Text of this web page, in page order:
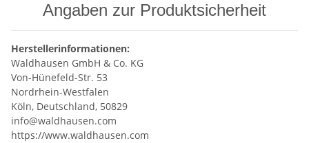
Angaben zur Produktsicherheit
Herstellerinformationen:
Waldhausen GmbH & Co. KG
Von-Hünefeld-Str. 53
Nordrhein-Westfalen
Köln, Deutschland, 50829
info@waldhausen.com
https://www.waldhausen.com